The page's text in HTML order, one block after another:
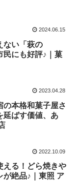
2024.06.15
ない「萩の
民にも好評♪｜菓
2023.04.28
の本格和菓子屋さ
延ばす価値、あ
2022.10.09
える！どら焼きや
が絶品♪｜東照 ア